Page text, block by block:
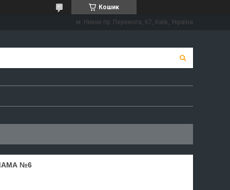
Кошик
м. Нивки пр. Перемоги, 67, Київ, Україна
№6